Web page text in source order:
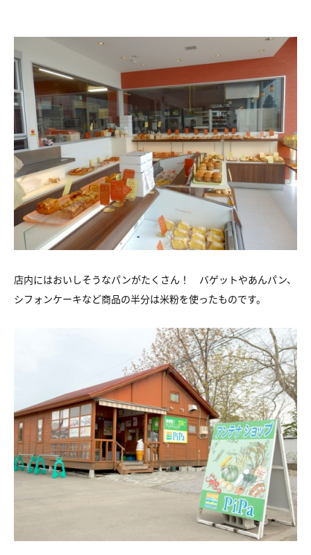
店内にはおいしそうなパンがたくさん！ バゲットやあんパン、
シフォンケーキなど商品の半分は米粉を使ったものです。